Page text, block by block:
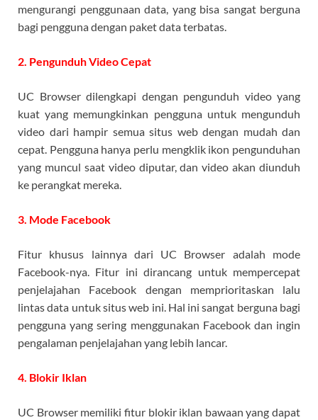
mengurangi penggunaan data, yang bisa sangat berguna
bagi pengguna dengan paket data terbatas.
2. Pengunduh Video Cepat
UC Browser dilengkapi dengan pengunduh video yang
kuat yang memungkinkan pengguna untuk mengunduh
video dari hampir semua situs web dengan mudah dan
cepat. Pengguna hanya perlu mengklik ikon pengunduhan
yang muncul saat video diputar, dan video akan diunduh
ke perangkat mereka.
3. Mode Facebook
Fitur khusus lainnya dari UC Browser adalah mode
Facebook-nya. Fitur ini dirancang untuk mempercepat
penjelajahan Facebook dengan memprioritaskan lalu
lintas data untuk situs web ini. Hal ini sangat berguna bagi
pengguna yang sering menggunakan Facebook dan ingin
pengalaman penjelajahan yang lebih lancar.
4. Blokir Iklan
UC Browser memiliki fitur blokir iklan bawaan yang dapat